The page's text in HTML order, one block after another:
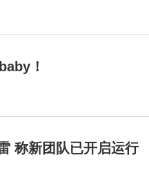
！
称新团队已开启运行